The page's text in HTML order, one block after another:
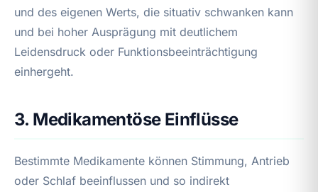
und des eigenen Werts, die situativ schwanken kann
und bei hoher Ausprägung mit deutlichem
Leidensdruck oder Funktionsbeeinträchtigung
einhergeht.
3. Medikamentöse Einflüsse
Bestimmte Medikamente können Stimmung, Antrieb
oder Schlaf beeinflussen und so indirekt